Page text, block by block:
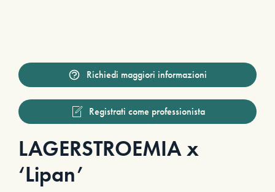
Richiedi maggiori informazioni
Registrati come professionista
LAGERSTROEMIA x
‘Lipan’